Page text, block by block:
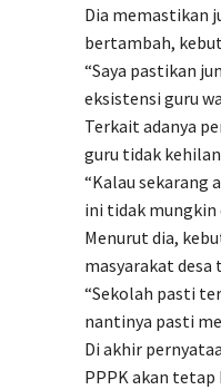
Dia memastikan
bertambah,
“Saya pastikan
eksistensi guru
Terkait adanya
guru tidak
“Kalau sekarang
ini tidak mungkin
Menurut dia,
masyarakat desa
“Sekolah pasti
nantinya pasti
Di akhir
PPPK akan tetap